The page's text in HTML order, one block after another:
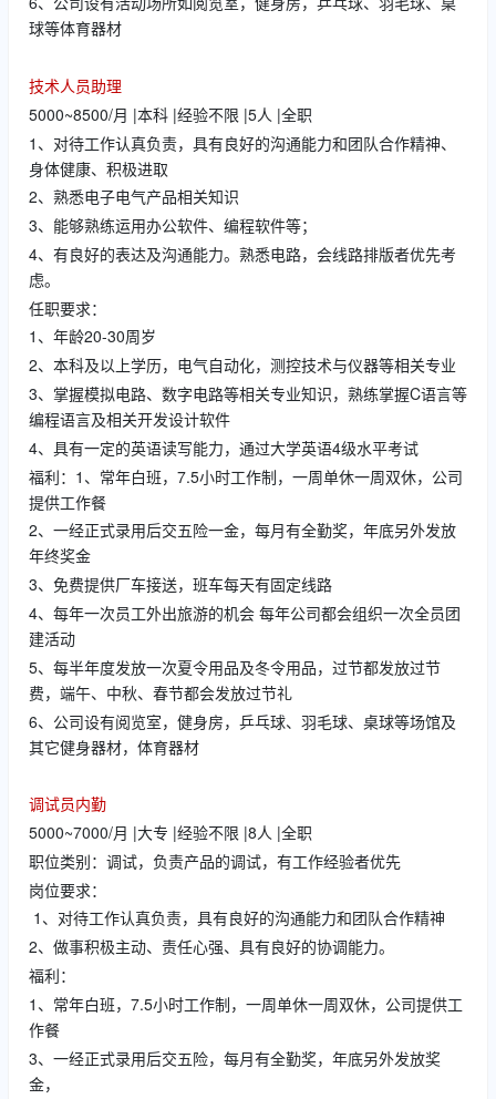
球等体育器材
技术人员助理
5000~8500/月 |本科 |经验不限 |5人 |全职
1、对待工作认真负责，具有良好的沟通能力和团队合作精神、
身体健康、积极进取
2、熟悉电子电气产品相关知识
3、能够熟练运用办公软件、编程软件等；
4、有良好的表达及沟通能力。熟悉电路，会线路排版者优先考
虑。
任职要求：
1、年龄20-30周岁
2、本科及以上学历，电气自动化，测控技术与仪器等相关专业
3、掌握模拟电路、数字电路等相关专业知识，熟练掌握C语言等
编程语言及相关开发设计软件
4、具有一定的英语读写能力，通过大学英语4级水平考试
福利：1、常年白班，7.5小时工作制，一周单休一周双休，公司
提供工作餐
2、一经正式录用后交五险一金，每月有全勤奖，年底另外发放
年终奖金
3、免费提供厂车接送，班车每天有固定线路
4、每年一次员工外出旅游的机会 每年公司都会组织一次全员团
建活动
5、每半年度发放一次夏令用品及冬令用品，过节都发放过节
费，端午、中秋、春节都会发放过节礼
6、公司设有阅览室，健身房，乒乓球、羽毛球、桌球等场馆及
其它健身器材，体育器材
调试员内勤
5000~7000/月 |大专 |经验不限 |8人 |全职
职位类别：调试，负责产品的调试，有工作经验者优先
岗位要求：
1、对待工作认真负责，具有良好的沟通能力和团队合作精神
2、做事积极主动、责任心强、具有良好的协调能力。
福利：
1、常年白班，7.5小时工作制，一周单休一周双休，公司提供工
作餐
3、一经正式录用后交五险，每月有全勤奖，年底另外发放奖
金，